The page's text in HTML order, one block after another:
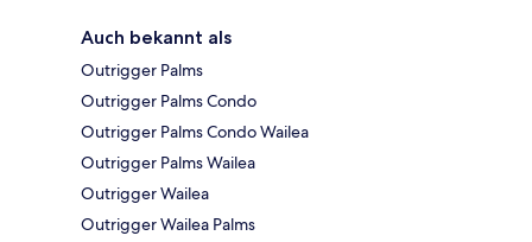
Auch bekannt als
Outrigger Palms
Outrigger Palms Condo
Outrigger Palms Condo Wailea
Outrigger Palms Wailea
Outrigger Wailea
Outrigger Wailea Palms